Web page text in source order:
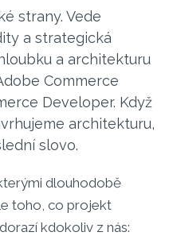
strany. Vede
a strategická
a architekturu
Commerce
Developer. Když
architekturu,
slovo.
dlouhodobě
toho, co projekt
kdokoliv z nás: